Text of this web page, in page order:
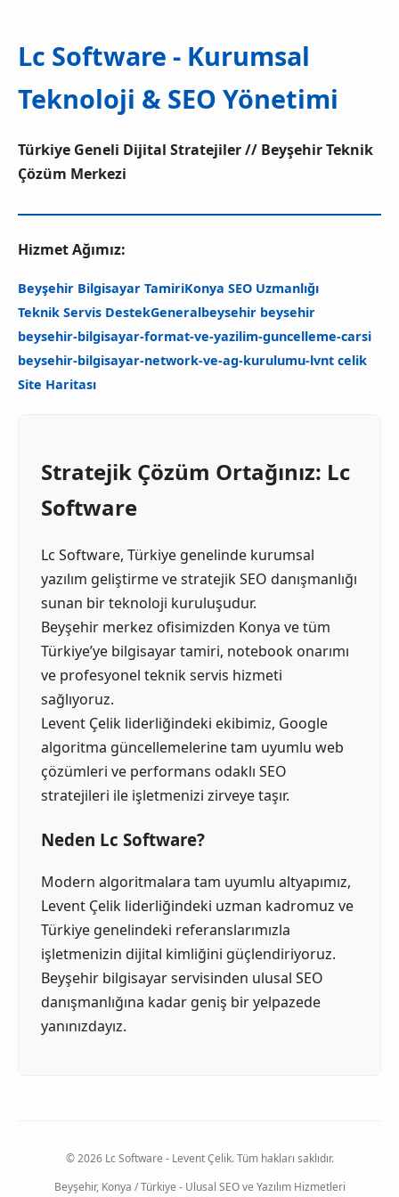
Lc Software - Kurumsal
Teknoloji & SEO Yönetimi
Türkiye Geneli Dijital Stratejiler // Beyşehir Teknik
Çözüm Merkezi
Hizmet Ağımız:
Beyşehir Bilgisayar TamiriKonya SEO Uzmanlığı
Teknik Servis DestekGeneralbeysehir beysehir
beysehir-bilgisayar-format-ve-yazilim-guncelleme-carsi
beysehir-bilgisayar-network-ve-ag-kurulumu-lvnt celik
Site Haritası
Stratejik Çözüm Ortağınız: Lc
Software
Lc Software, Türkiye genelinde kurumsal
yazılım geliştirme ve stratejik SEO danışmanlığı
sunan bir teknoloji kuruluşudur.
Beyşehir merkez ofisimizden Konya ve tüm
Türkiye’ye bilgisayar tamiri, notebook onarımı
ve profesyonel teknik servis hizmeti
sağlıyoruz.
Levent Çelik liderliğindeki ekibimiz, Google
algoritma güncellemelerine tam uyumlu web
çözümleri ve performans odaklı SEO
stratejileri ile işletmenizi zirveye taşır.
Neden Lc Software?
Modern algoritmalara tam uyumlu altyapımız,
Levent Çelik liderliğindeki uzman kadromuz ve
Türkiye genelindeki referanslarımızla
işletmenizin dijital kimliğini güçlendiriyoruz.
Beyşehir bilgisayar servisinden ulusal SEO
danışmanlığına kadar geniş bir yelpazede
yanınızdayız.
© 2026 Lc Software - Levent Çelik. Tüm hakları saklıdır.
Beyşehir, Konya / Türkiye - Ulusal SEO ve Yazılım Hizmetleri